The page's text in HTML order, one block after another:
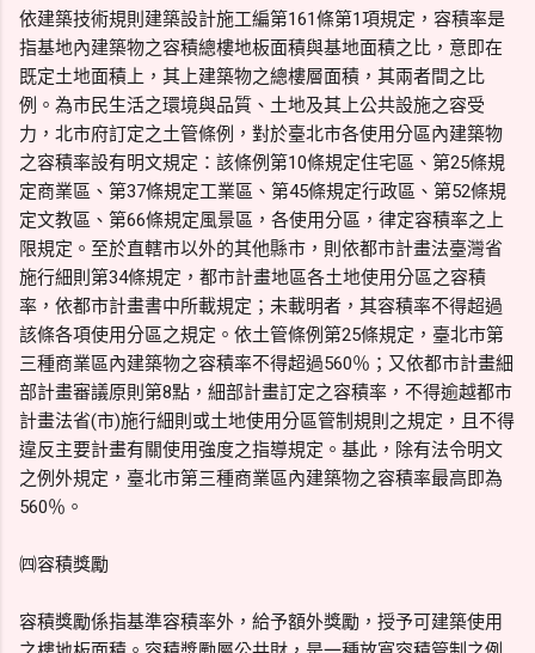
依建築技術規則建築設計施工編第161條第1項規定，容積率是
指基地內建築物之容積總樓地板面積與基地面積之比，意即在
既定土地面積上，其上建築物之總樓層面積，其兩者間之比
例。為市民生活之環境與品質、土地及其上公共設施之容受
力，北市府訂定之土管條例，對於臺北市各使用分區內建築物
之容積率設有明文規定：該條例第10條規定住宅區、第25條規
定商業區、第37條規定工業區、第45條規定行政區、第52條規
定文教區、第66條規定風景區，各使用分區，律定容積率之上
限規定。至於直轄市以外的其他縣市，則依都市計畫法臺灣省
施行細則第34條規定，都市計畫地區各土地使用分區之容積
率，依都市計畫書中所載規定；未載明者，其容積率不得超過
該條各項使用分區之規定。依土管條例第25條規定，臺北市第
三種商業區內建築物之容積率不得超過560％；又依都市計畫細
部計畫審議原則第8點，細部計畫訂定之容積率，不得逾越都市
計畫法省(市)施行細則或土地使用分區管制規則之規定，且不得
違反主要計畫有關使用強度之指導規定。基此，除有法令明文
之例外規定，臺北市第三種商業區內建築物之容積率最高即為
560％。
㈣容積獎勵
容積獎勵係指基準容積率外，給予額外獎勵，授予可建築使用